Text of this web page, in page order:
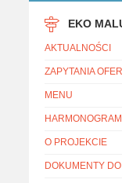
EKO
AKTUALNOŚCI
ZAPYTANIA
MENU
O PROJEKCIE
DOKUMENTY